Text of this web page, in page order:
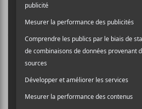
Ce site utilise Akismet pour réduire
savoir plus sur la façon dont les
commentaires sont traitées